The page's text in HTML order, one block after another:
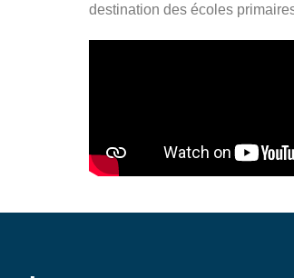
destination des écoles